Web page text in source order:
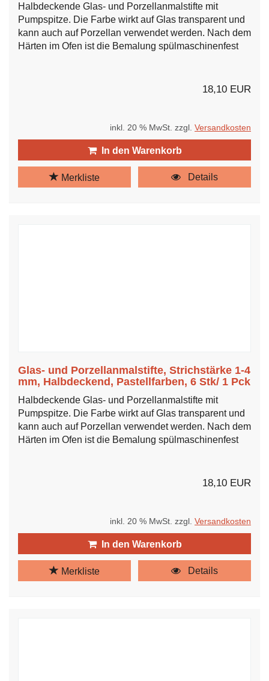
Halbdeckende Glas- und Porzellanmalstifte mit
Pumpspitze. Die Farbe wirkt auf Glas transparent und
kann auch auf Porzellan verwendet werden. Nach dem
Härten im Ofen ist die Bemalung spülmaschinenfest
18,10 EUR
inkl. 20 % MwSt. zzgl. Versandkosten
In den Warenkorb
Merkliste Details
Glas- und Porzellanmalstifte, Strichstärke 1-4
mm, Halbdeckend, Pastellfarben, 6 Stk/ 1 Pck
Halbdeckende Glas- und Porzellanmalstifte mit
Pumpspitze. Die Farbe wirkt auf Glas transparent und
kann auch auf Porzellan verwendet werden. Nach dem
Härten im Ofen ist die Bemalung spülmaschinenfest
18,10 EUR
inkl. 20 % MwSt. zzgl. Versandkosten
In den Warenkorb
Merkliste Details